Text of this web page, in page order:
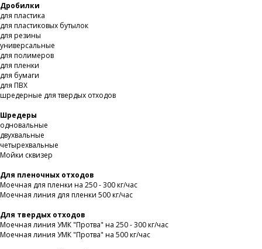
Дробилки
для пластика
для пластиковых бутылок
для резины
универсальные
для полимеров
для пленки
для бумаги
для ПВХ
шредерные для твердых отходов
Шредеры
одновальные
двухвальные
четырехвальные
Мойки сквизер
Для пленочных отходов
Моечная для пленки на 250 - 300 кг/час
Моечная линия для пленки 500 кг/час
Для твердых отходов
Моечная линия УМК "Протва" на 250 - 300 кг/час
Моечная линия УМК "Протва" на 500 кг/час